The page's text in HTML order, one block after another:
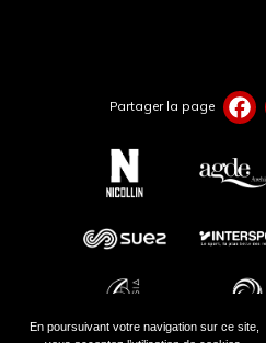
En poursuivant votre navigation sur ce site,
Partager la page